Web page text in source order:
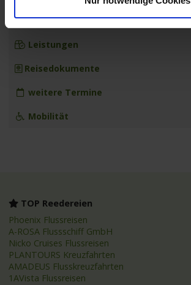
MS Alena
Leistungen
Reisedokumente
weitere Termine
Mobilität
TOP Reedereien
Phoenix Flussreisen
A-ROSA Flussschiff GmbH
Nicko Cruises Flussreisen
PLANTOURS Kreuzfahrten
AMADEUS Flusskreuzfahrten
1AVista Flussreisen